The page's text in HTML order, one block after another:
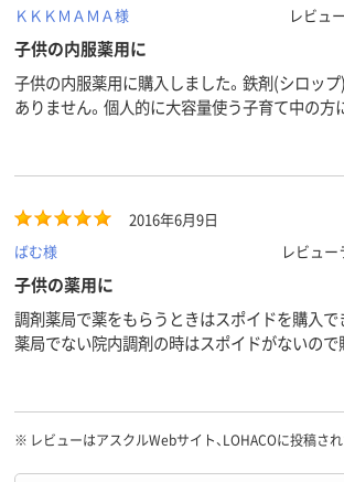
ＫＫＫＭＡＭＡ様
レビュ
子供の内服薬用に
子供の内服薬用に購入しました。鉄剤(シロッ
ありません。個人的に大容量使う子育て中の方
までは薬局から貰ったものをミルトン消毒し
2016年6月9日
ばむ様
レビュー
子供の薬用に
調剤薬局で薬をもらうときはスポイドを購入で
薬局でない院内調剤の時はスポイドがないので
で購入するのは２０ｍｌもので３０ｍｌを今
口元は丸まっていて口の中を傷つけないように
のシロップは１度で飲ませられるので便利です
※ レビューはアスクルWebサイト、LOHACOに投稿され